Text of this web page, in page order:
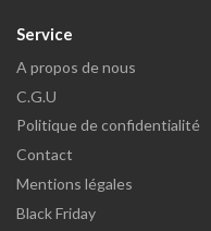
Service
A propos de nous
C.G.U
Politique de confidentialité
Contact
Mentions légales
Black Friday